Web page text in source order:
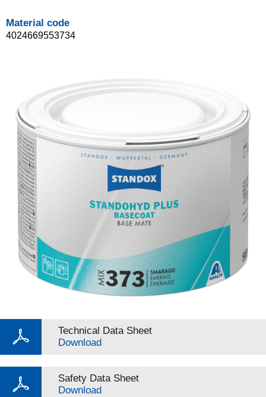
Material code
4024669553734
Technical Data Sheet
Download
Safety Data Sheet
Download